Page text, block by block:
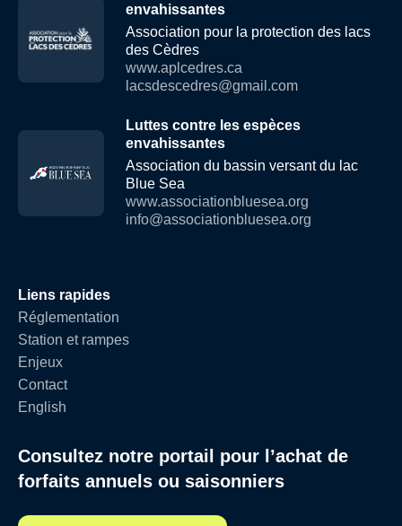
envahissantes
Association pour la protection des lacs
des Cèdres
www.aplcedres.ca
lacsdescedres@gmail.com
Luttes contre les espèces
envahissantes
Association du bassin versant du lac
Blue Sea
www.associationbluesea.org
info@associationbluesea.org
Liens rapides
Réglementation
Station et rampes
Enjeux
Contact
English
Consultez notre portail pour l’achat de
forfaits annuels ou saisonniers